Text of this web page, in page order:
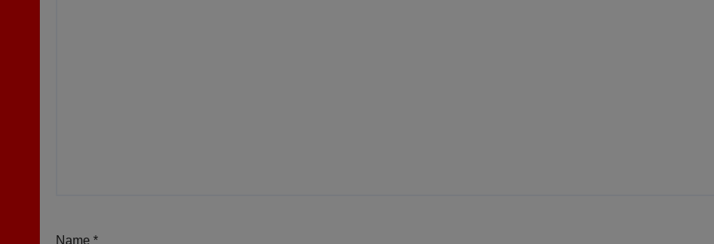
Name *